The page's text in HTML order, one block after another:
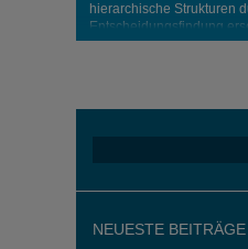
hierarchische Strukturen
Entscheidungsfindung
Unternehmen eine
NEUESTE BEITRÄGE